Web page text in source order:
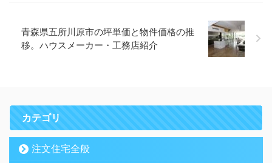
青森県五所川原市の坪単価と物件価格の推
移。ハウスメーカー・工務店紹介
カテゴリ
注文住宅全般